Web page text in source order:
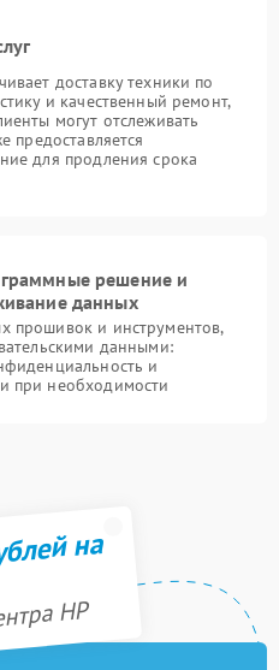
доставку техники по
и качественный ремонт,
могут отслеживать
предоставляется
для продления срока
решение и
данных
прошивок и инструментов,
данными:
и
при необходимости
на
HP